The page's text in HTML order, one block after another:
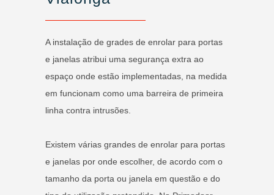
A instalação de grades de enrolar para portas
e janelas atribui uma segurança extra ao
espaço onde estão implementadas, na medida
em funcionam como uma barreira de primeira
linha contra intrusões.
Existem várias grandes de enrolar para portas
e janelas por onde escolher, de acordo com o
tamanho da porta ou janela em questão e do